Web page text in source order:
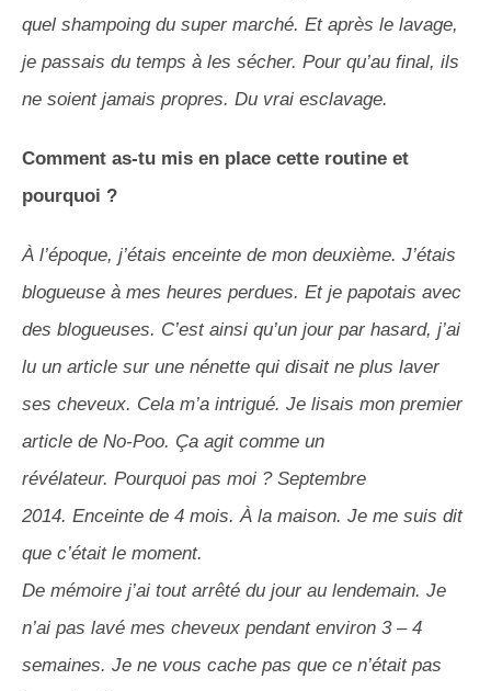
quel shampoing du super marché. Et après le lavage,
je passais du temps à les sécher. Pour qu’au final, ils
ne soient jamais propres. Du vrai esclavage.
Comment as-tu mis en place cette routine et
pourquoi ?
À l’époque, j’étais enceinte de mon deuxième. J’étais
blogueuse à mes heures perdues. Et je papotais avec
des blogueuses. C’est ainsi qu’un jour par hasard, j’ai
lu un article sur une nénette qui disait ne plus laver
ses cheveux. Cela m’a intrigué. Je lisais mon premier
article de No-Poo. Ça agit comme un
révélateur. Pourquoi pas moi ?Septembre
2014. Enceinte de 4 mois. À la maison. Je me suis dit
que c’était le moment.
De mémoire j’ai tout arrêté du jour au lendemain. Je
n’ai pas lavé mes cheveux pendant environ 3 – 4
semaines. Je ne vous cache pas que ce n’était pas